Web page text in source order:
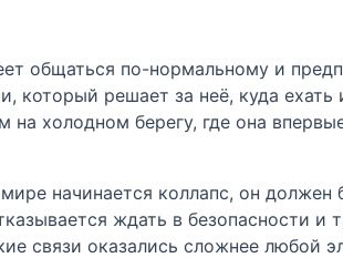
общаться по-нормальному и
решает за неё, куда ехать
холодном берегу, где она
начинается коллапс, он должен
ждать в безопасности и
связи оказались сложнее любой